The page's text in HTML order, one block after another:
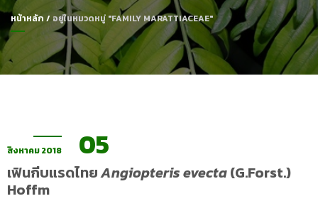
หน้าหลัก / อยู่ในหมวดหมู่ "FAMILY MARATTIACEAE"
สิงหาคม 2018 05
เฟินกีบแรดไทยAngiopteris evecta(G.Forst.)
Hoffm